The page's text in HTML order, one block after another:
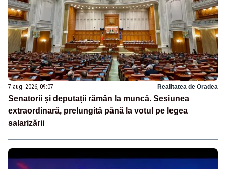
7 aug. 2026, 09:07 Realitatea de Oradea
Senatorii și deputații rămân la muncă. Sesiunea
extraordinară, prelungită până la votul pe legea
salarizării